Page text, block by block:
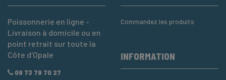
Poissonnerie en ligne -
Livraison à domicile ou en
point retrait sur toute la
Côte d'Opale
09 73 79 70 27
Commandez les produits
INFORMATION